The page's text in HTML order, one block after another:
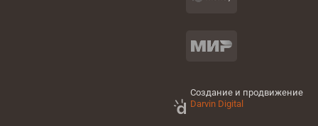
Создание и продвижение
Darvin Digital